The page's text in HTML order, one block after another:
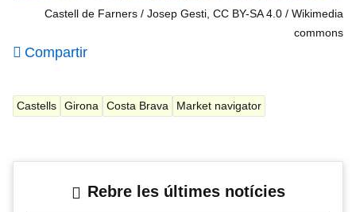
Castell de Farners / Josep Gesti, CC BY-SA 4.0
Wikimedia
commons
Compartir
Castells Girona Costa Brava Market navigator
Rebre les últimes notícies